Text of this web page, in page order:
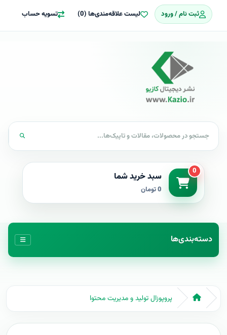
ثبت نام / ورود لیست علاقه‌مندی‌ها (0) تسویه حساب
0 سبد خرید شما
0 تومان
دسته‌بندی‌ها
پروپوزال تولید و مدیریت محتوا